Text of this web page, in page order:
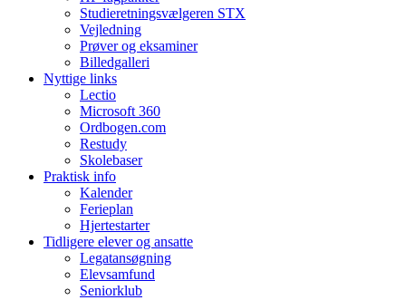
Studieretningsvælgeren STX
Vejledning
Prøver og eksaminer
Billedgalleri
Nyttige links
Lectio
Microsoft 360
Ordbogen.com
Restudy
Skolebaser
Praktisk info
Kalender
Ferieplan
Hjertestarter
Tidligere elever og ansatte
Legatansøgning
Elevsamfund
Seniorklub